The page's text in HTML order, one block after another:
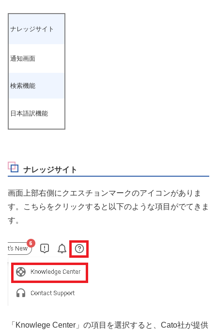
ナレッジサイト
通知画面
検索機能
日本語訳機能
ナレッジサイト
画面上部右側にクエスチョンマークのアイコンがありま
す。こちらをクリックすると以下のような項目がでてきま
す。
「Knowlege Center」の項目を選択すると、Cato社が提供